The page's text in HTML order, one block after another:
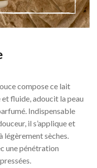
compose ce lait
fluide, adoucit la peau
Indispensable
il s’applique et
légèrement sèches.
une pénétration